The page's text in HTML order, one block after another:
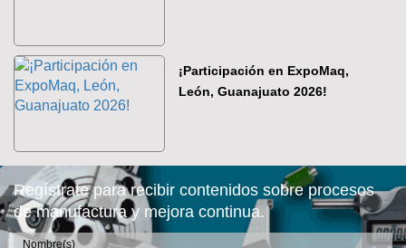
¡Participación en ExpoMaq,
León, Guanajuato 2026!
Regístrate para recibir contenidos sobre procesos
de manufactura y mejora continua.